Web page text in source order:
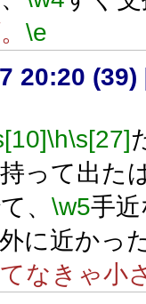
\e
20:20 (39)
\h\s[27]
って出た
、 \w5手
に近かっ
なきゃ小